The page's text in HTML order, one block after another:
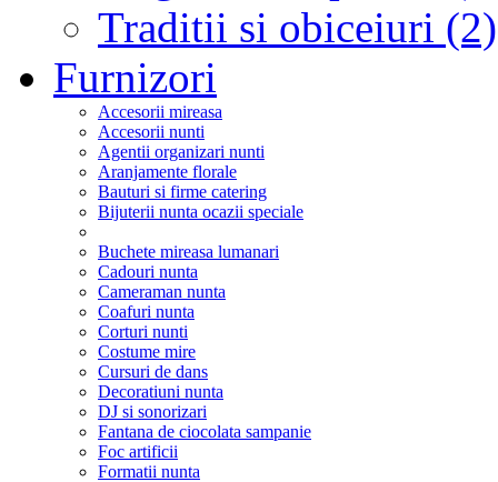
Traditii si obiceiuri (2)
Furnizori
Accesorii mireasa
Accesorii nunti
Agentii organizari nunti
Aranjamente florale
Bauturi si firme catering
Bijuterii nunta ocazii speciale
Buchete mireasa lumanari
Cadouri nunta
Cameraman nunta
Coafuri nunta
Corturi nunti
Costume mire
Cursuri de dans
Decoratiuni nunta
DJ si sonorizari
Fantana de ciocolata sampanie
Foc artificii
Formatii nunta